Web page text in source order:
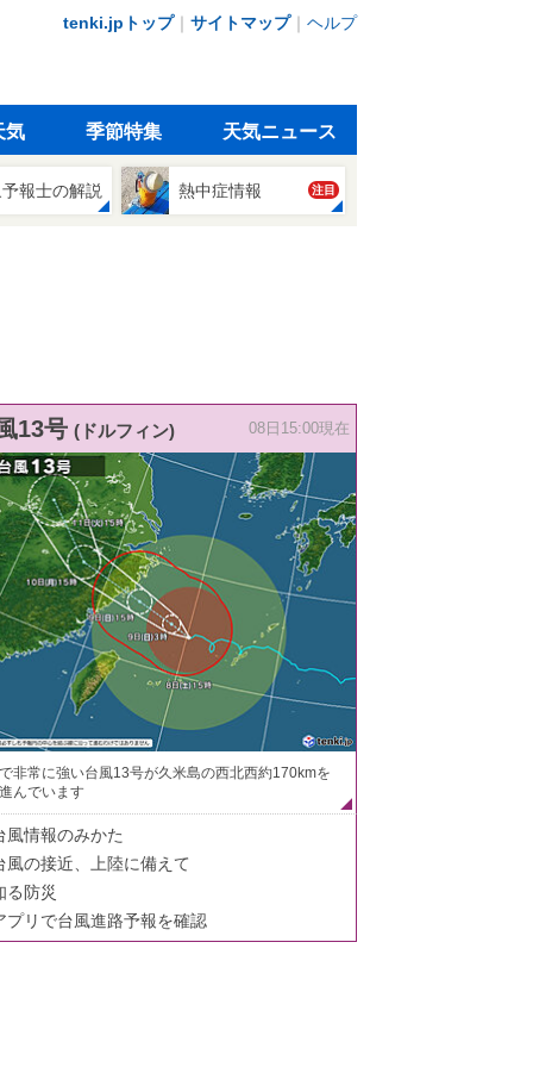
tenki.jpトップ｜ サイトマップ｜ ヘルプ
気 季節特集 天気ニュース
報士の解説 熱中症情報 注目
13号 (ドルフィン) 08日15:00現在
非常に強い台風13号が久米島の西北西約170kmを
んでいます
風情報のみかた
風の接近、上陸に備えて
る防災
プリで台風進路予報を確認